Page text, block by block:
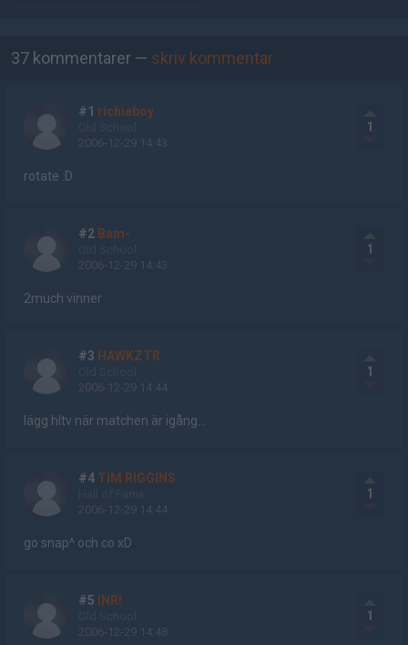
37 kommentarer — skriv kommentar
#1 richieboy
2006-12-29 14:43
1
rotate :D
#2 Bam-
2006-12-29 14:43
1
2much vinner
#3 HAWKZTR
2006-12-29 14:44
1
lägg hltv när matchen är igång...
#4 TIM RIGGINS
2006-12-29 14:44
1
go snap^ och co xD
#5 INR!
2006-12-29 14:48
1